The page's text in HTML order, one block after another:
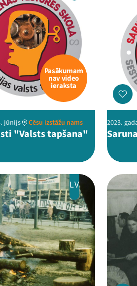
Pasākumam
nav video
ieraksta
jūnijs Cēsu izstāžu nams
"Valsts tapšana"
2023.
LV